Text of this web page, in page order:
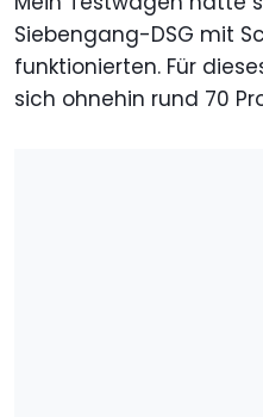
Siebengang-DSG mit
funktionierten. Für
sich ohnehin rund 70